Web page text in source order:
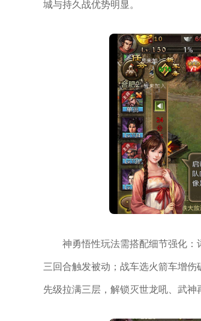
城与持久战优势明显。
神勇悟性玩法需搭配细节强化
三回合触发被动；战车选火箭车增
先级拉满三层，解锁灭世龙吼、武神